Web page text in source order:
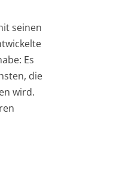
seinen
Es
die
wird.